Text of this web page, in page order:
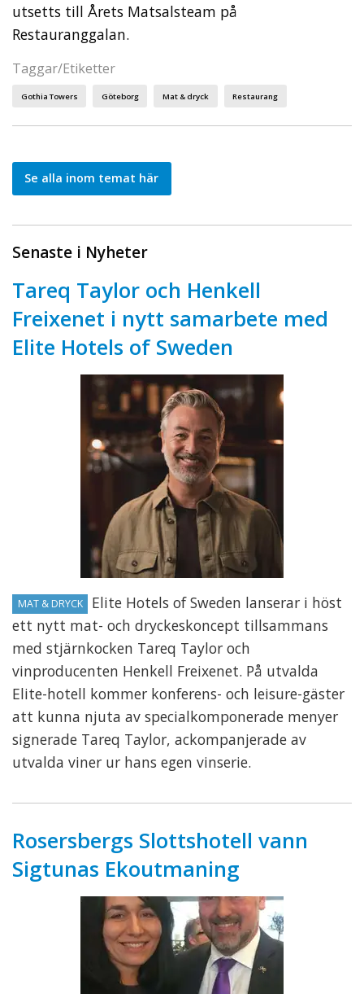
utsetts till Årets Matsalsteam på
Restauranggalan.
Taggar/Etiketter
Gothia Towers Göteborg Mat & dryck Restaurang
Se alla inom temat här
Senaste i Nyheter
Tareq Taylor och Henkell
Freixenet i nytt samarbete med
Elite Hotels of Sweden
MAT & DRYCK
Elite Hotels of Sweden lanserar i höst
ett nytt mat- och dryckeskoncept tillsammans
med stjärnkocken Tareq Taylor och
vinproducenten Henkell Freixenet. På utvalda
Elite-hotell kommer konferens- och leisure-gäster
att kunna njuta av specialkomponerade menyer
signerade Tareq Taylor, ackompanjerade av
utvalda viner ur hans egen vinserie.
Rosersbergs Slottshotell vann
Sigtunas Ekoutmaning